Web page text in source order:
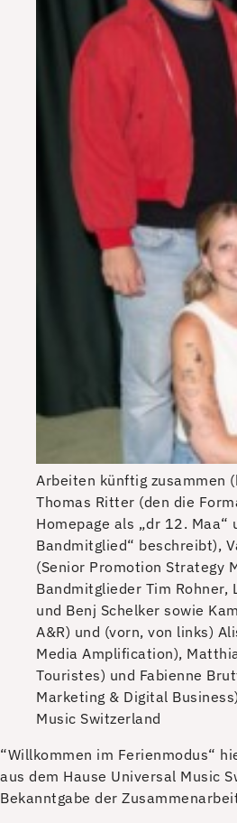
Arbeiten künftig zusammen
Thomas Ritter (den die
Homepage als „dr 12. Maa“
Bandmitglied“ beschreibt),
(Senior Promotion Strategy
Bandmitglieder Tim Rohner,
und Benj Schelker sowie
A&R) und (vorn, von links)
Media Amplification),
Touristes) und Fabienne
Marketing & Digital
Music Switzerland
“Willkommen im Ferienmodus“
aus dem Hause Universal Music
Bekanntgabe der